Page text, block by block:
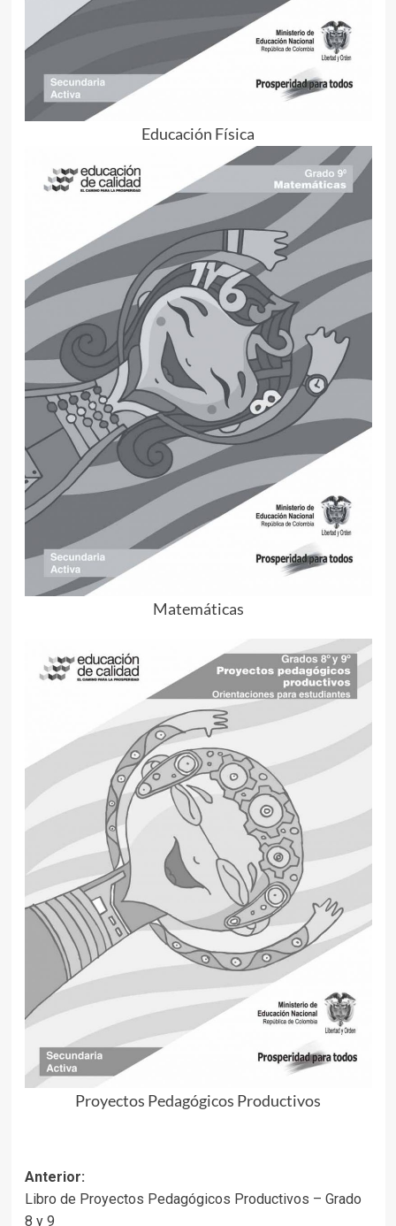
Educación Física
Matemáticas
Proyectos Pedagógicos Productivos
Navegación
de
Anterior:
Libro de Proyectos Pedagógicos Productivos – Grado
8 y 9